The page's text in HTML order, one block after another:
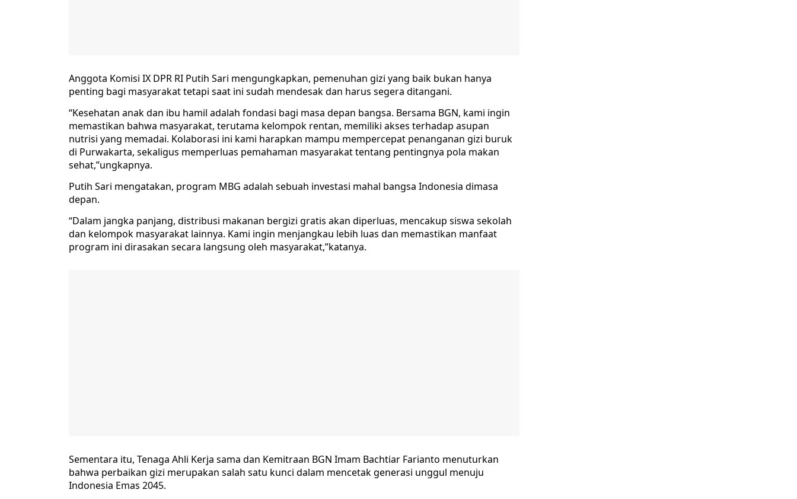
Anggota Komisi IX DPR RI Putih Sari mengungkapkan, pemenuhan gizi yang baik bukan hanya
penting bagi masyarakat tetapi saat ini sudah mendesak dan harus segera ditangani.
“Kesehatan anak dan ibu hamil adalah fondasi bagi masa depan bangsa. Bersama BGN, kami ingin
memastikan bahwa masyarakat, terutama kelompok rentan, memiliki akses terhadap asupan
nutrisi yang memadai. Kolaborasi ini kami harapkan mampu mempercepat penanganan gizi buruk
di Purwakarta, sekaligus memperluas pemahaman masyarakat tentang pentingnya pola makan
sehat,”ungkapnya.
Putih Sari mengatakan, program MBG adalah sebuah investasi mahal bangsa Indonesia dimasa
depan.
“Dalam jangka panjang, distribusi makanan bergizi gratis akan diperluas, mencakup siswa sekolah
dan kelompok masyarakat lainnya. Kami ingin menjangkau lebih luas dan memastikan manfaat
program ini dirasakan secara langsung oleh masyarakat,”katanya.
Sementara itu, Tenaga Ahli Kerja sama dan Kemitraan BGN Imam Bachtiar Farianto menuturkan
bahwa perbaikan gizi merupakan salah satu kunci dalam mencetak generasi unggul menuju
Indonesia Emas 2045.